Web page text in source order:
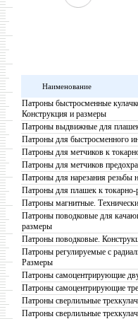
Наименование
Патроны быстросменные
Конструкция и размеры
Патроны выдвижные для
Патроны для быстросменного
Патроны для метчиков к
Патроны для метчиков
Патроны для нарезания резьбы
Патроны для плашек к
Патроны магнитные.
Патроны поводковые для
размеры
Патроны поводковые.
Патроны регулируемые с
Размеры
Патроны самоцентрирующие
Патроны самоцентрирующие
Патроны сверлильные
Патроны сверлильные